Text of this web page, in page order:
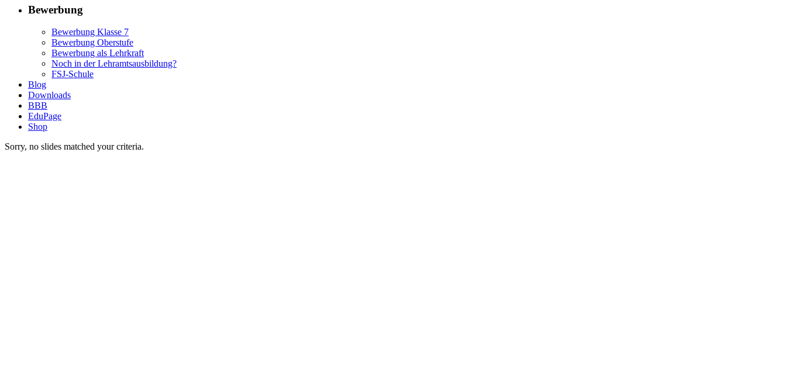
Bewerbung
Bewerbung Klasse 7
Bewerbung Oberstufe
Bewerbung als Lehrkraft
Noch in der Lehramtsausbildung?
FSJ-Schule
Blog
Downloads
BBB
EduPage
Shop
Sorry, no slides matched your criteria.